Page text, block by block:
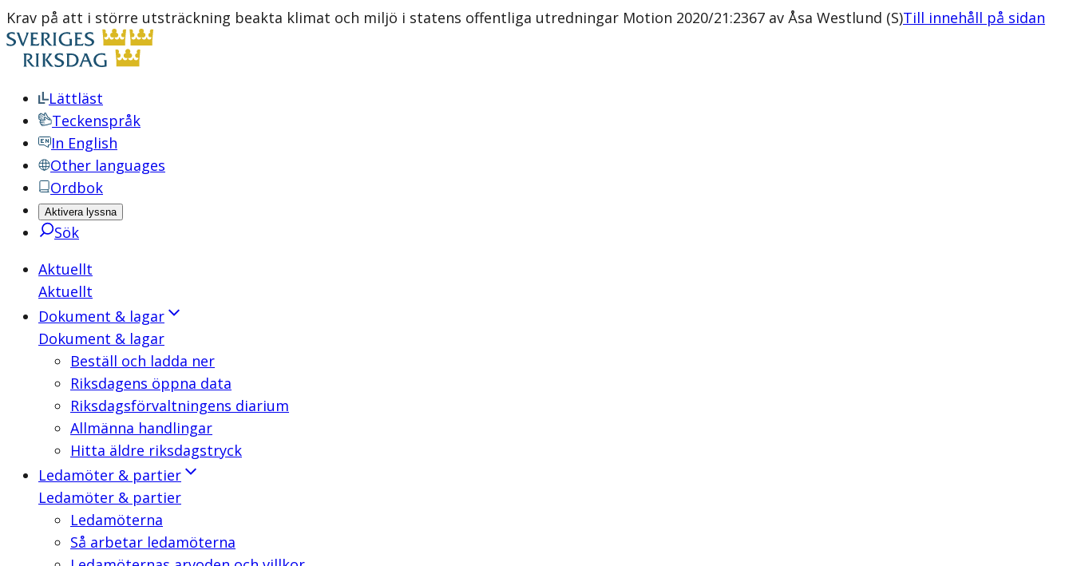
Krav på att i större utsträckning beakta klimat och miljö i statens offentliga utredningar Motion 2020/21:2367 av Åsa Westlund (S)Till innehåll på sidan
Lättläst
Teckenspråk
In English
Other languages
Ordbok
Aktivera lyssna
Sök
Aktuellt
Aktuellt
Dokument & lagar
Dokument & lagar
Beställ och ladda ner
Riksdagens öppna data
Riksdagsförvaltningens diarium
Allmänna handlingar
Hitta äldre riksdagstryck
Ledamöter & partier
Ledamöter & partier
Ledamöterna
Så arbetar ledamöterna